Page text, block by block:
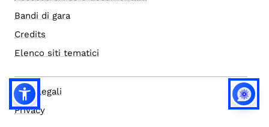
Bandi di gara
Credits
Elenco siti tematici
Note legali
Privacy